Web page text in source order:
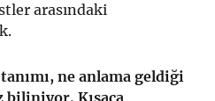
arasındaki
ne anlama geldiği